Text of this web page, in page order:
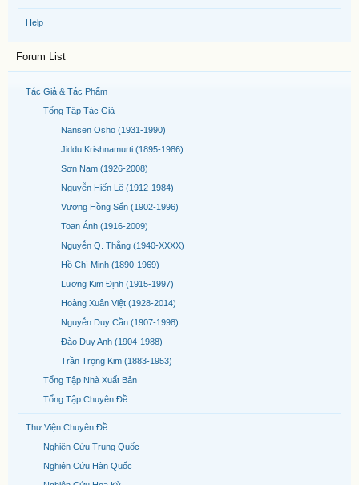
Help
Forum List
Tác Giả & Tác Phẩm
Tổng Tập Tác Giả
Nansen Osho (1931-1990)
Jiddu Krishnamurti (1895-1986)
Sơn Nam (1926-2008)
Nguyễn Hiến Lê (1912-1984)
Vương Hồng Sển (1902-1996)
Toan Ánh (1916-2009)
Nguyễn Q. Thắng (1940-XXXX)
Hồ Chí Minh (1890-1969)
Lương Kim Định (1915-1997)
Hoàng Xuân Việt (1928-2014)
Nguyễn Duy Cần (1907-1998)
Đào Duy Anh (1904-1988)
Trần Trọng Kim (1883-1953)
Tổng Tập Nhà Xuất Bản
Tổng Tập Chuyên Đề
Thư Viện Chuyên Đề
Nghiên Cứu Trung Quốc
Nghiên Cứu Hàn Quốc